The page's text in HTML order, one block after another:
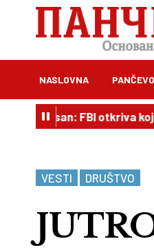
NASLOVNA PANČEVO
FBI otkriva koji su
VESTI DRUŠTVO